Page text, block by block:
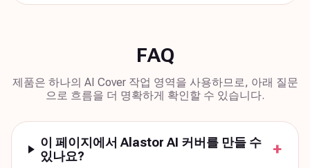
FAQ
제품은 하나의 AI Cover 작업 영역을 사용하므로, 아래 질문
으로 흐름을 더 명확하게 확인할 수 있습니다.
이 페이지에서 Alastor AI 커버를 만들 수
있나요?
+